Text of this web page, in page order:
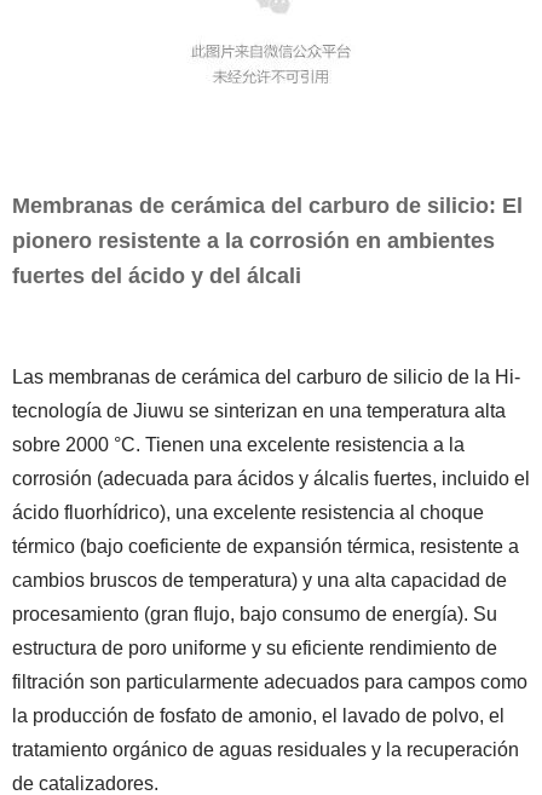
Membranas de cerámica del carburo de silicio: El
pionero resistente a la corrosión en ambientes
fuertes del ácido y del álcali
Las membranas de cerámica del carburo de silicio de la Hi-
tecnología de Jiuwu se sinterizan en una temperatura alta
sobre 2000 °C. Tienen una excelente resistencia a la
corrosión (adecuada para ácidos y álcalis fuertes, incluido el
ácido fluorhídrico), una excelente resistencia al choque
térmico (bajo coeficiente de expansión térmica, resistente a
cambios bruscos de temperatura) y una alta capacidad de
procesamiento (gran flujo, bajo consumo de energía). Su
estructura de poro uniforme y su eficiente rendimiento de
filtración son particularmente adecuados para campos como
la producción de fosfato de amonio, el lavado de polvo, el
tratamiento orgánico de aguas residuales y la recuperación
de catalizadores.